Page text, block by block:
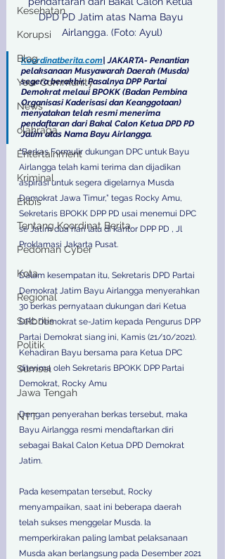
Kesehatan
Korupsi
Blog
Your Community
News
olahraga
Entertainment
Kriminal
Ekbis
Tentang Koordinat Berita
Pedoman Cyber
Kota
Regional
Selbritis
Politik
Sumsel
Jawa Tengah
NTT
DPD PD Jatim atas Nama Bayu
Airlangga. (Foto: Ayul)
Koordinatberita.com| JAKARTA- Penantian
pelaksanaan Musyawarah Daerah (Musda)
segera berakhir. Pasalnya DPP Partai
Demokrat melaui BPOKK (Badan Pembina
Organisasi Kaderisasi dan Keanggotaan)
menyatakan telah resmi menerima
pendaftaran dari Bakal Calon Ketua DPD PD
Jatim atas Nama Bayu Airlangga.
“Berkas Formulir dukungan DPC untuk Bayu
Airlangga telah kami terima dan dijadikan
aspirasi untuk segera digelarnya Musda
Demokrat Jawa Timur,” tegas Rocky Amu,
Sekretaris BPOKK DPP PD usai menemui DPC
se Jatim dua hari lalu di kantor DPP PD , Jl
Proklamasi Jakarta Pusat.
Dalam kesempatan itu, Sekretaris DPD Partai
Demokrat Jatim Bayu Airlangga menyerahkan
30 berkas pernyataan dukungan dari Ketua
DPC Demokrat se-Jatim kepada Pengurus DPP
Partai Demokrat siang ini, Kamis (21/10/2021).
Kehadiran Bayu bersama para Ketua DPC
diterima oleh Sekretaris BPOKK DPP Partai
Demokrat, Rocky Amu
Dengan penyerahan berkas tersebut, maka
Bayu Airlangga resmi mendaftarkan diri
sebagai Bakal Calon Ketua DPD Demokrat
Jatim.
Pada kesempatan tersebut, Rocky
menyampaikan, saat ini beberapa daerah
telah sukses menggelar Musda. Ia
memperkirakan paling lambat pelaksanaan
Musda akan berlangsung pada Desember 2021